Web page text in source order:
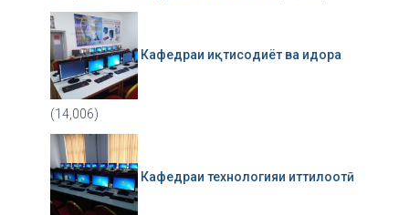
Кафедраи иқтисодиёт ва идора
(14,006)
Кафедраи технологияи иттилоотӣ